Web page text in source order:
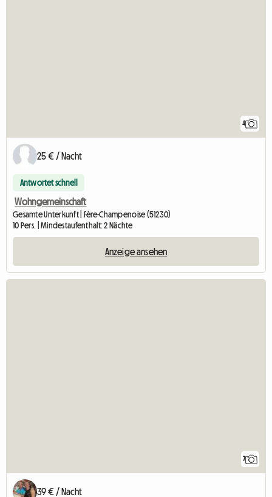
4
25 € / Nacht
Antwortet schnell
Wohngemeinschaft
Gesamte Unterkunft | Fère-Champenoise (51230)
10 Pers. | Mindestaufenthalt: 2 Nächte
Anzeige ansehen
7
39 € / Nacht